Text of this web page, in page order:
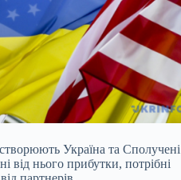
Україна та Сполучені
від нього прибутки, потрібні